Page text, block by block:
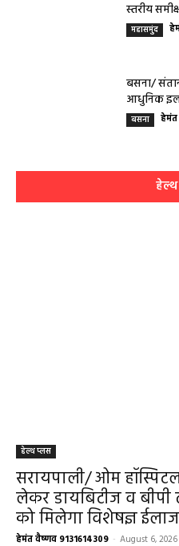
स्तरीय
महासमुंद
बसना/
आधुनिक
बसना हेमंत
हेल्थ प्लस
सरायपाली/ ओम
लेकर डायबिटीज व
को मिलेगा विशेषज्ञ
हेमंत वैष्णव 9131614309 - August 6, 2026